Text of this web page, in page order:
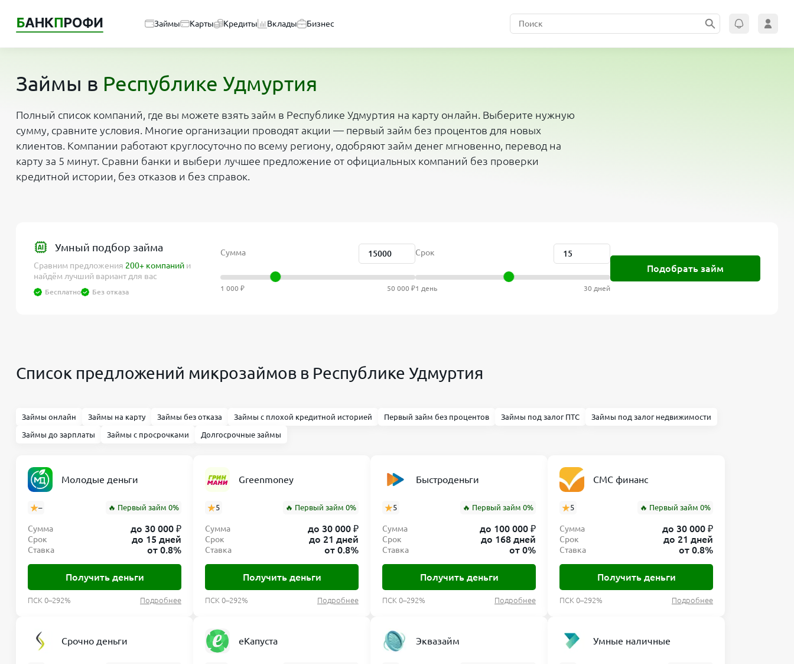
Займы Карты Кредиты Вклады Бизнес
Займы в Республике Удмуртия
Полный список компаний, где вы можете взять займ в Республике Удмуртия на карту онлайн. Выберите нужную
сумму, сравните условия. Многие организации проводят акции — первый займ без процентов для новых
клиентов. Компании работают круглосуточно по всему региону, одобряют займ денег мгновенно, перевод на
карту за 5 минут. Сравни банки и выбери лучшее предложение от официальных компаний без проверки
кредитной истории, без отказов и без справок.
Умный подбор займа
Сравним предложения 200+ компаний и
найдём лучший вариант для вас
Бесплатно Без отказа
Сумма
1 000 ₽ 50 000 ₽
Срок
1 день 30 дней
Подобрать займ
Список предложений микрозаймов в Республике Удмуртия
Займы онлайн Займы на карту Займы без отказа Займы с плохой кредитной историей Первый займ без процентов Займы под залог ПТС Займы под залог недвижимости
Займы до зарплаты Займы с просрочками Долгосрочные займы
Молодые деньги
– 🔥 Первый займ 0%
Сумма до 30 000 ₽
Срок до 15 дней
Ставка от 0.8%
Получить деньги
ПСК 0–292% Подробнее
Greenmoney
5 🔥 Первый займ 0%
Сумма до 30 000 ₽
Срок до 21 дней
Ставка от 0.8%
Получить деньги
ПСК 0–292% Подробнее
Быстроденьги
5 🔥 Первый займ 0%
Сумма до 100 000 ₽
Срок до 168 дней
Ставка от 0%
Получить деньги
ПСК 0–292% Подробнее
СМС финанс
5 🔥 Первый займ 0%
Сумма до 30 000 ₽
Срок до 21 дней
Ставка от 0.8%
Получить деньги
ПСК 0–292% Подробнее
Срочно деньги еКапуста Эквазайм Умные наличные